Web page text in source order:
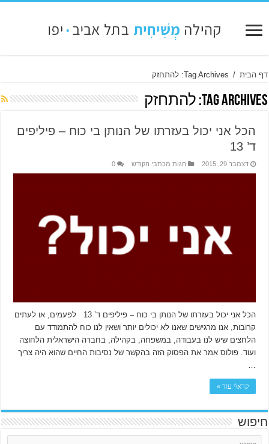
דף הבית / Tag Archives: להתחזק
Tag Archives: להתחזק
הכל אני יכול בעזרתו של הנותן בי כוח – פיליפים
ד’ 13
דצמבר 29, 2015 הגות מכתבי הקודש 0
הכל אני יכול בעזרתו של הנותן בי כוח – פיליפים ד’ 13 לפעמים, או לעתים
קרובות, אנו מרגישים שאנו לא יכולים יותר ושאין לנו כוח להתמודד עם
הלחצים שיש לנו בעבודה, במשפחה, בקהילה, בחברה הישראלית הלחוצה
ועוד. פולוס אמר את הפסוק הזה בהקשר של נסיבות החיים שהוא היה צריך
קרא\י עוד »
חיפוש